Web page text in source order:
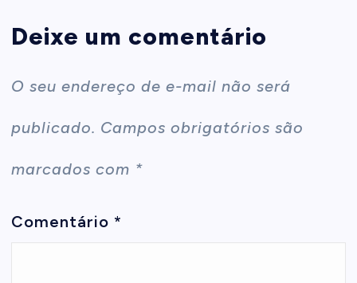
Deixe um comentário
O seu endereço de e-mail não será
publicado. Campos obrigatórios são
marcados com *
Comentário *